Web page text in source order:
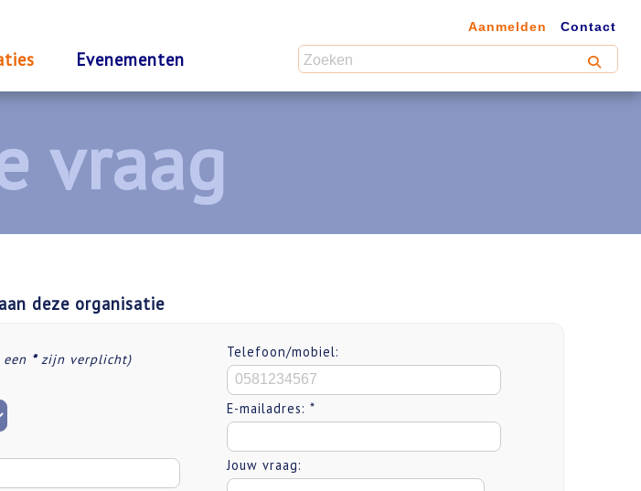
Aanmelden Contact
Evenementen
deze organisatie
*zijn verplicht)
Telefoon/mobiel:
E-mailadres: *
Jouw vraag: